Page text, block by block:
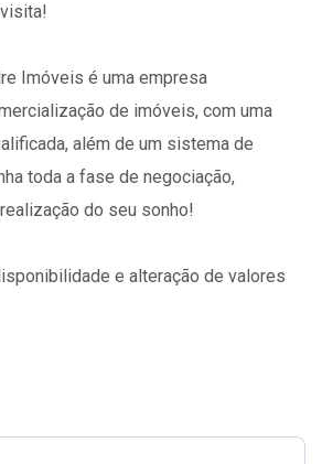
Imóveis é uma empresa
de imóveis, com uma
além de um sistema de
toda a fase de negociação,
do seu sonho!
e alteração de valores